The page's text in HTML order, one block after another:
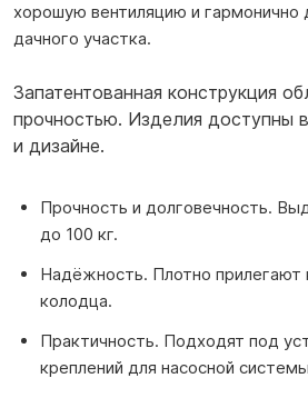
хорошую вентиляцию и гармонично
дачного участка.
Запатентованная конструкция
прочностью. Изделия доступны
и дизайне.
Прочность и долговечность.
до 100 кг.
Надёжность. Плотно прилегают
колодца.
Практичность. Подходят под
креплений для насосной